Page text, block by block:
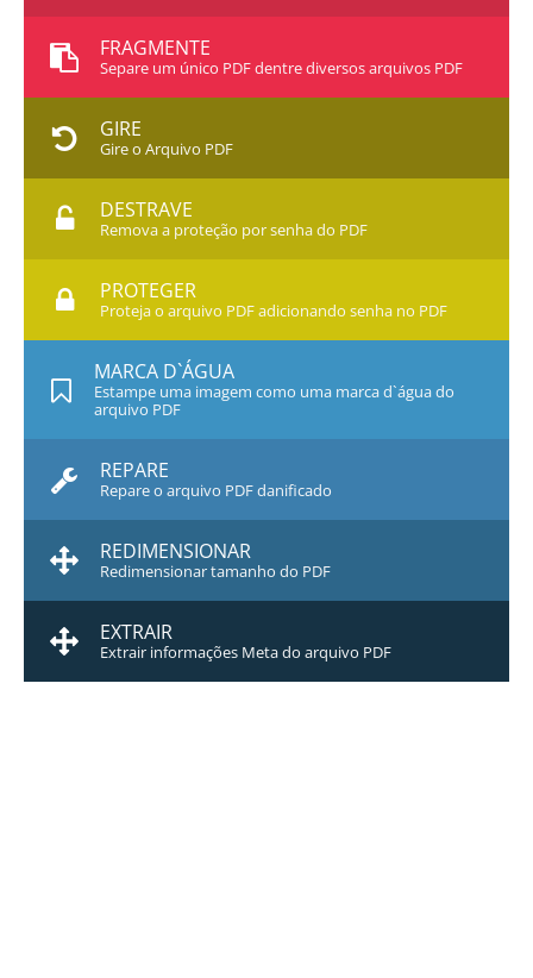
FRAGMENTE
Separe um único PDF dentre diversos arquivos PDF
GIRE
Gire o Arquivo PDF
DESTRAVE
Remova a proteção por senha do PDF
PROTEGER
Proteja o arquivo PDF adicionando senha no PDF
MARCA D`ÁGUA
Estampe uma imagem como uma marca d`água do
arquivo PDF
REPARE
Repare o arquivo PDF danificado
REDIMENSIONAR
Redimensionar tamanho do PDF
EXTRAIR
Extrair informações Meta do arquivo PDF